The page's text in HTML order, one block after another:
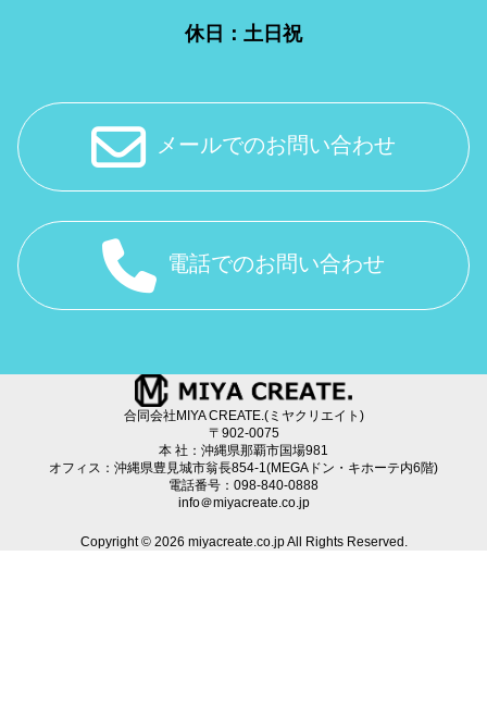
休日：土日祝
メールでのお問い合わせ
電話でのお問い合わせ
合同会社MIYA CREATE.(ミヤクリエイト)
〒902-0075
本 社：沖縄県那覇市国場981
オフィス：沖縄県豊見城市翁長854-1(MEGAドン・キホーテ内6階)
電話番号：098-840-0888
info＠miyacreate.co.jp
Copyright © 2026 miyacreate.co.jp All Rights Reserved.